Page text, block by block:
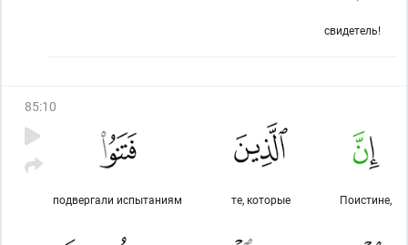
свидетель!
85:10
Поистине,
те, которые
подвергали испытаниям